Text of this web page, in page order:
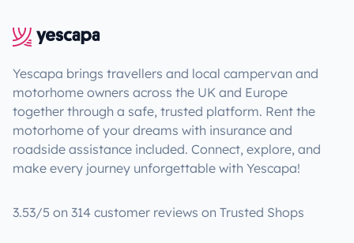
Yescapa brings travellers and local campervan and
motorhome owners across the UK and Europe
together through a safe, trusted platform. Rent the
motorhome of your dreams with insurance and
roadside assistance included. Connect, explore, and
make every journey unforgettable with Yescapa!
3.53/5 on 314 customer reviews on Trusted Shops